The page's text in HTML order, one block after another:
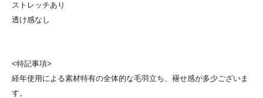
ストレッチあり
透け感なし
<特記事項>
経年使用による素材特有の全体的な毛羽立ち、褪せ感が多少ございま
す。